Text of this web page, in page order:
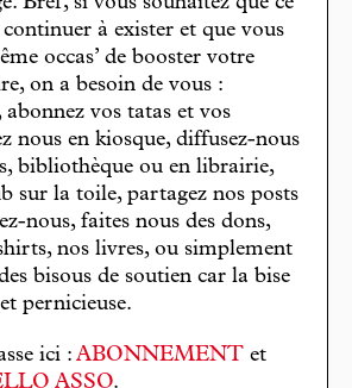
à exister et que vous
occas’ de booster votre
on a besoin de vous :
vos tatas et vos
nous en kiosque, diffusez-nous
bibliothèque ou en librairie,
sur la toile, partagez nos posts
nous, faites nous des dons,
nos livres, ou simplement
bisous de soutien car la bise
pernicieuse.
ici : ABONNEMENT et
ASSO.